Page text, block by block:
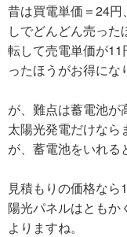
昔は買電単価＝24
しでどんどん売っ
転して売電単価が
ったほうがお得にな
が、難点は蓄電池が
太陽光発電だけなら
が、蓄電池をいれる
見積もりの価格な
陽光パネルはともか
よりますね。